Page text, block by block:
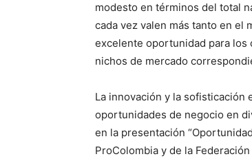
modesto en términos del total
cada vez valen más tanto en el
excelente oportunidad para
nichos de mercado
La innovación y la
oportunidades de negocio en
en la presentación
ProColombia y de la